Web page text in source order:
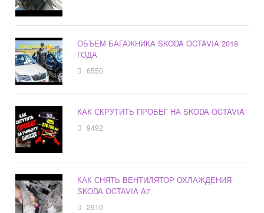
ОБЪЕМ БАГАЖНИКА SKODA OCTAVIA 2018
ГОДА
6550
КАК СКРУТИТЬ ПРОБЕГ НА SKODA OCTAVIA
9492
КАК СНЯТЬ ВЕНТИЛЯТОР ОХЛАЖДЕНИЯ
SKODA OCTAVIA A7
2910